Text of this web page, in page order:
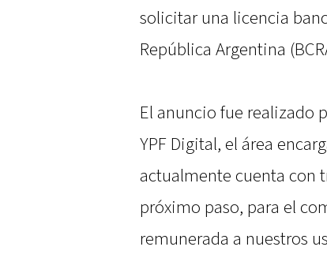
solicitar una licencia
República Argentina
El anuncio fue realizado
YPF Digital, el área
actualmente cuenta con
próximo paso, para el
remunerada a nuestros